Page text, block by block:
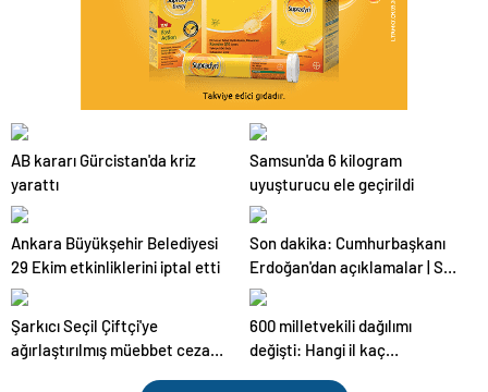
AB kararı Gürcistan'da kriz
yarattı
Samsun'da 6 kilogram
uyuşturucu ele geçirildi
Ankara Büyükşehir Belediyesi
29 Ekim etkinliklerini iptal etti
Son dakika: Cumhurbaşkanı
Erdoğan'dan açıklamalar | Son
dakika haberleri
Şarkıcı Seçil Çiftçi'ye
ağırlaştırılmış müebbet cezası
600 milletvekili dağılımı
değişti: Hangi il kaç